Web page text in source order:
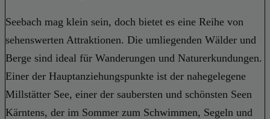
Seebach mag klein sein, doch bietet es eine Reihe von
sehenswerten Attraktionen. Die umliegenden Wälder und
Berge sind ideal für Wanderungen und Naturerkundungen.
Einer der Hauptanziehungspunkte ist der nahegelegene
Millstätter See, einer der saubersten und schönsten Seen
Kärntens, der im Sommer zum Schwimmen, Segeln und